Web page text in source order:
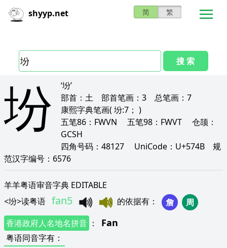
shyyp.net 简 繁
搜 索
坋
‘坋’
部首： 土 部首笔画： 3 总笔画： 7
康熙字典笔画( 坋:7； )
五笔86： FWVN 五笔98： FWVT 仓颉：
GCSH
四角号码： 48127 UniCode： U+574B 规
范汉字编号： 6576
羊羊粤语审音字典 EDITABLE
<坋>读粤语 fan5 的依据有 ： 詹
周
香港政府人名地名拼音 ： Fan
粤语同音字有 ：